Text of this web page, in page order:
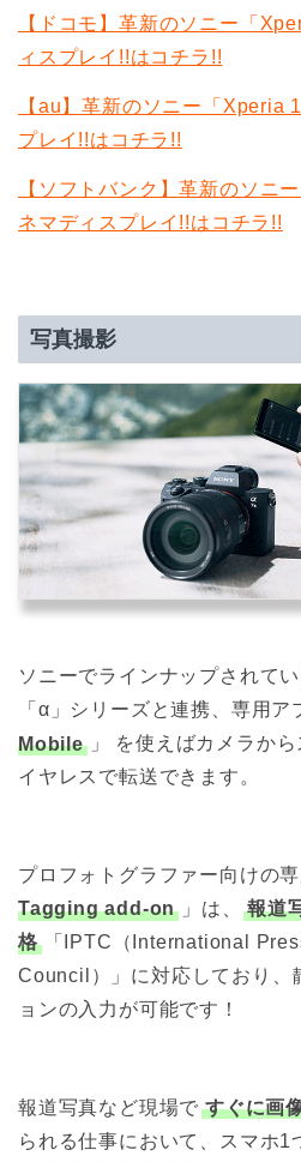
【ドコモ】革新のソニー「
ィスプレイ!!はコチラ!!
【au】革新のソニー「Xperia
プレイ!!はコチラ!!
【ソフトバンク】革新のソニ
ネマディスプレイ!!はコチラ!!
写真撮影
ソニーでラインナップされて
「α」シリーズと連携、専用ア
Mobile
」 を使えばカメラか
イヤレスで転送できます。
プロフォトグラファー向けの専
Tagging add-on
」は、
報道
格
「IPTC（International
Council）」に対応しており、
ョンの入力が可能です！
報道写真など現場で すぐに画
られる仕事において、スマホ1